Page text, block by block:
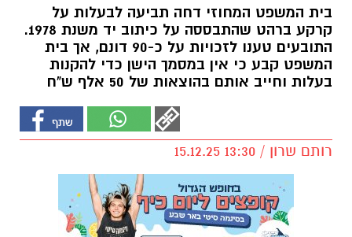
בית המשפט המחוזי דחה תביעה לבעלות על
קרקע ברהט שהתבססה על כיתוב יד משנת 1978.
התובעים טענו לזכויות על כ-90 דונם, אך בית
המשפט קבע כי אין במסמך הישן כדי להקנות
בעלות וחייב אותם בהוצאות של 50 אלף ש"ח
רותם שרון / 13:30 15.12.25